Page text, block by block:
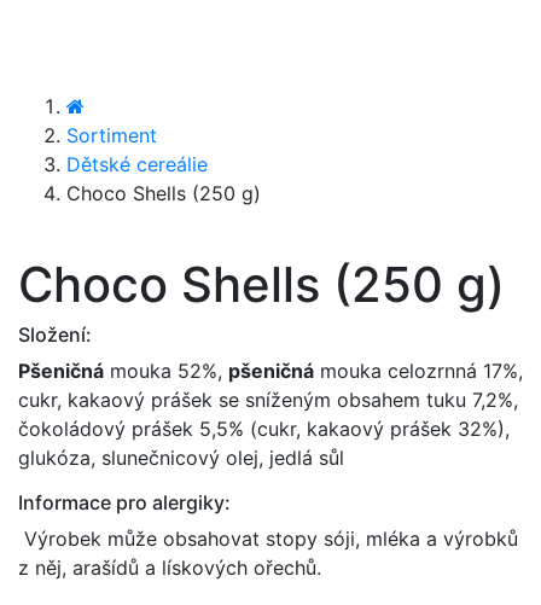
Sortiment
Dětské cereálie
Choco Shells (250 g)
Choco Shells (250 g)
Složení:
Pšeničná mouka 52%, pšeničná mouka celozrnná 17%,
cukr, kakaový prášek se sníženým obsahem tuku 7,2%,
čokoládový prášek 5,5% (cukr, kakaový prášek 32%),
glukóza, slunečnicový olej, jedlá sůl
Informace pro alergiky:
Výrobek může obsahovat stopy sóji, mléka a výrobků
z něj, arašídů a lískových ořechů.